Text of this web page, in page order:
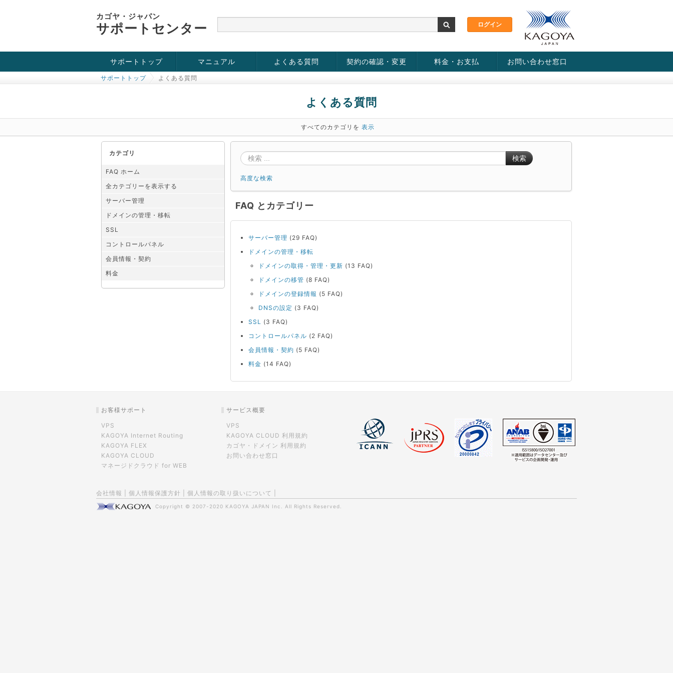
カゴヤ・ジャパン
サポートセンター
サポートトップ
お役立ち情報
チュートリアル
障害・メンテナンス情報
マニュアル よくある質問 契約の確認・変更 料金・お支払 お問い合わせ窓口
サポートトップ よくある質問
よくある質問
すべてのカテゴリを 表示
カテゴリ
FAQ ホーム
全カテゴリーを表示する
サーバー管理
ドメインの管理・移転
SSL
コントロールパネル
会員情報・契約
料金
検索
高度な検索
FAQ とカテゴリー
サーバー管理 (29 FAQ)
ドメインの管理・移転
ドメインの取得・管理・更新 (13 FAQ)
ドメインの移管 (8 FAQ)
ドメインの登録情報 (5 FAQ)
DNSの設定 (3 FAQ)
SSL (3 FAQ)
コントロールパネル (2 FAQ)
会員情報・契約 (5 FAQ)
料金 (14 FAQ)
お客様サポート
VPS
KAGOYA Internet Routing
KAGOYA FLEX
KAGOYA CLOUD
マネージドクラウド for WEB
サービス概要
VPS
KAGOYA CLOUD 利用規約
カゴヤ・ドメイン 利用規約
お問い合わせ窓口
会社情報 個人情報保護方針 個人情報の取り扱いについて
Copyright © 2007-2020 KAGOYA JAPAN Inc. All Rights Reserved.